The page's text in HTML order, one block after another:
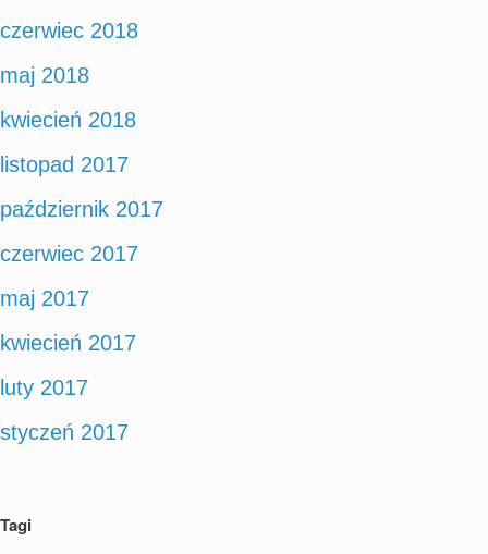
czerwiec 2018
maj 2018
kwiecień 2018
listopad 2017
październik 2017
czerwiec 2017
maj 2017
kwiecień 2017
luty 2017
styczeń 2017
Tagi